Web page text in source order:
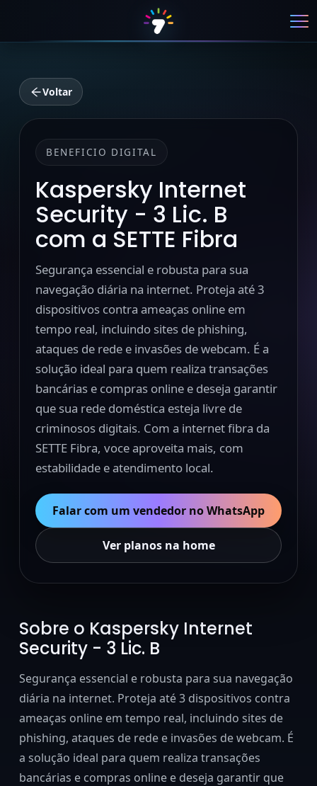
Voltar
BENEFICIO DIGITAL
Kaspersky Internet
Security - 3 Lic. B
com a SETTE Fibra
Segurança essencial e robusta para sua
navegação diária na internet. Proteja até 3
dispositivos contra ameaças online em
tempo real, incluindo sites de phishing,
ataques de rede e invasões de webcam. É a
solução ideal para quem realiza transações
bancárias e compras online e deseja garantir
que sua rede doméstica esteja livre de
criminosos digitais. Com a internet fibra da
SETTE Fibra, voce aproveita mais, com
estabilidade e atendimento local.
Falar com um vendedor no WhatsApp
Ver planos na home
Sobre o Kaspersky Internet
Security - 3 Lic. B
Segurança essencial e robusta para sua navegação
diária na internet. Proteja até 3 dispositivos contra
ameaças online em tempo real, incluindo sites de
phishing, ataques de rede e invasões de webcam. É
a solução ideal para quem realiza transações
bancárias e compras online e deseja garantir que